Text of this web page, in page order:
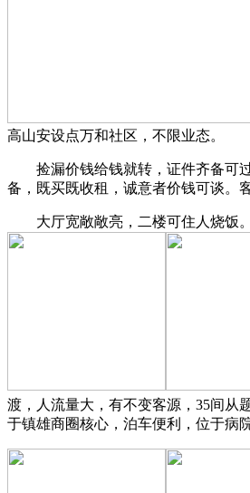
高山安设点万和社区，不限业态。
捡漏价钱给钱就转，证件齐备可
备，既买既收租，诚意者价钱可谈。
大厅宽敞敞亮，二楼可住人烧饭。
渡，人流量大，有不变客源，35间从
于镇雄商圈核心，泊车便利，位于病